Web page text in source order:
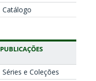
Catálogo
PUBLICAÇÕES
Séries e Coleções